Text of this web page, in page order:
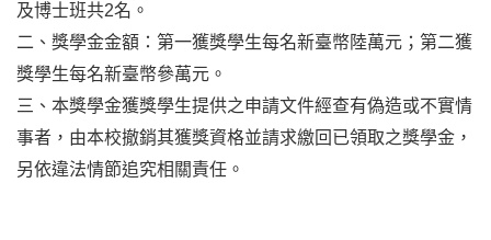
及博士班共2名。
二、獎學金金額：第一獲獎學生每名新臺幣陸萬元；第二獲
獎學生每名新臺幣參萬元。
三、本獎學金獲獎學生提供之申請文件經查有偽造或不實情
事者，由本校撤銷其獲獎資格並請求繳回已領取之獎學金，
另依違法情節追究相關責任。